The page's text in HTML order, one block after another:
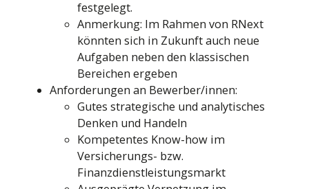
festgelegt.
Anmerkung: Im Rahmen von RNext
könnten sich in Zukunft auch neue
Aufgaben neben den klassischen
Bereichen ergeben
Anforderungen an Bewerber/innen:
Gutes strategische und analytisches
Denken und Handeln
Kompetentes Know-how im
Versicherungs- bzw.
Finanzdienstleistungsmarkt